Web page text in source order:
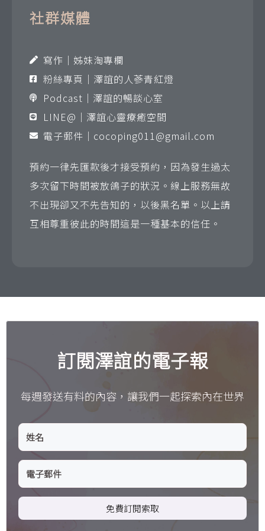
社群媒體
寫作｜姊妹淘專欄
粉絲專頁｜澤誼的人蔘青紅燈
Podcast｜澤誼的暢談心室
LINE@｜澤誼心靈療癒空間
電子郵件｜ cocoping011@gmail.com
預約一律先匯款後才接受預約，因為發生過太
多次留下時間被放鴿子的狀況。線上服務無故
不出現卻又不先告知的，以後黑名單。以上請
互相尊重彼此的時間這是一種基本的信任。
訂閱澤誼的電子報
每週發送有料的內容，讓我們一起探索內在世界
免費訂閱索取